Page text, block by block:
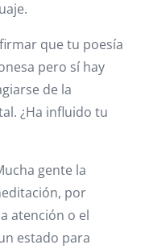
que tu poesía
pero sí hay
de la
¿Ha influido tu
gente la
por
atención o el
estado para